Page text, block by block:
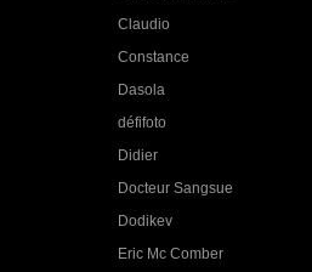
Claudio
Constance
Dasola
défifoto
Didier
Docteur Sangsue
Dodikev
Eric Mc Comber